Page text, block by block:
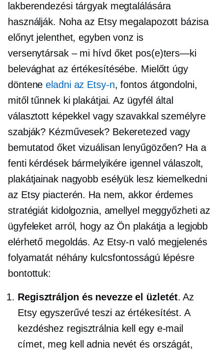
lakberendezési tárgyak megtalálására
használják. Noha az Etsy megalapozott bázisa
előnyt jelenthet, egyben vonz is
versenytársak – mi hívd őket pos(e)ters—ki
belevághat az értékesítésébe. Mielőtt úgy
dönteneeladni az Etsy-n, fontos átgondolni,
mitől tűnnek ki plakátjai. Az ügyfél által
választott képekkel vagy szavakkal személyre
szabják? Kézművesek? Bekeretezed vagy
bemutatod őket vizuálisan lenyűgözően? Ha a
fenti kérdések bármelyikére igennel válaszolt,
plakátjainak nagyobb esélyük lesz kiemelkedni
az Etsy piacterén. Ha nem, akkor érdemes
stratégiát kidolgoznia, amellyel meggyőzheti az
ügyfeleket arról, hogy az Ön plakátja a legjobb
elérhető megoldás. Az Etsy-n való megjelenés
folyamatát néhány kulcsfontosságú lépésre
bontottuk:
Regisztráljon és nevezze el üzletét. Az
Etsy egyszerűvé teszi az értékesítést. A
kezdéshez regisztrálnia kell egy e-mail
címet, meg kell adnia nevét és országát,